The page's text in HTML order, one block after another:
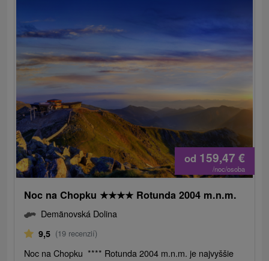
od 159,47 €
/noc/osoba
Noc na Chopku ★★★★ Rotunda 2004 m.n.m.
Demänovská Dolina
9,5 (19 recenzií)
Noc na Chopku **** Rotunda 2004 m.n.m. je najvyššie